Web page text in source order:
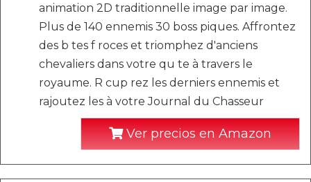
animation 2D traditionnelle image par image.
Plus de 140 ennemis 30 boss piques. Affrontez
des b tes f roces et triomphez d'anciens
chevaliers dans votre qu te à travers le
royaume. R cup rez les derniers ennemis et
rajoutez les à votre Journal du Chasseur
Ver precios en Amazon